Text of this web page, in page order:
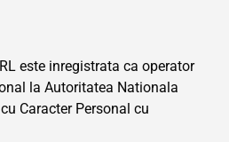
este inregistrata ca operator
la Autoritatea Nationala
Caracter Personal cu